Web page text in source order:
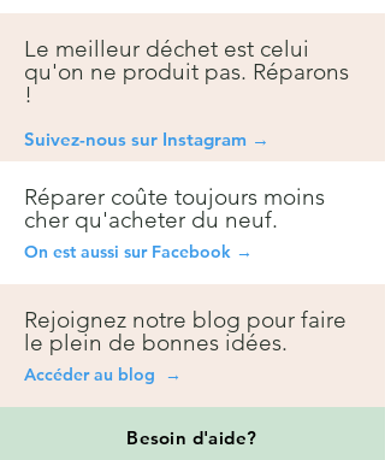
Le meilleur déchet est celui
qu'on ne produit pas. Réparons
!
Suivez-nous sur Instagram →
Réparer coûte toujours moins
cher qu'acheter du neuf.
On est aussi sur Facebook →
Rejoignez notre blog pour faire
le plein de bonnes idées.
Accéder au blog →
Besoin d'aide?